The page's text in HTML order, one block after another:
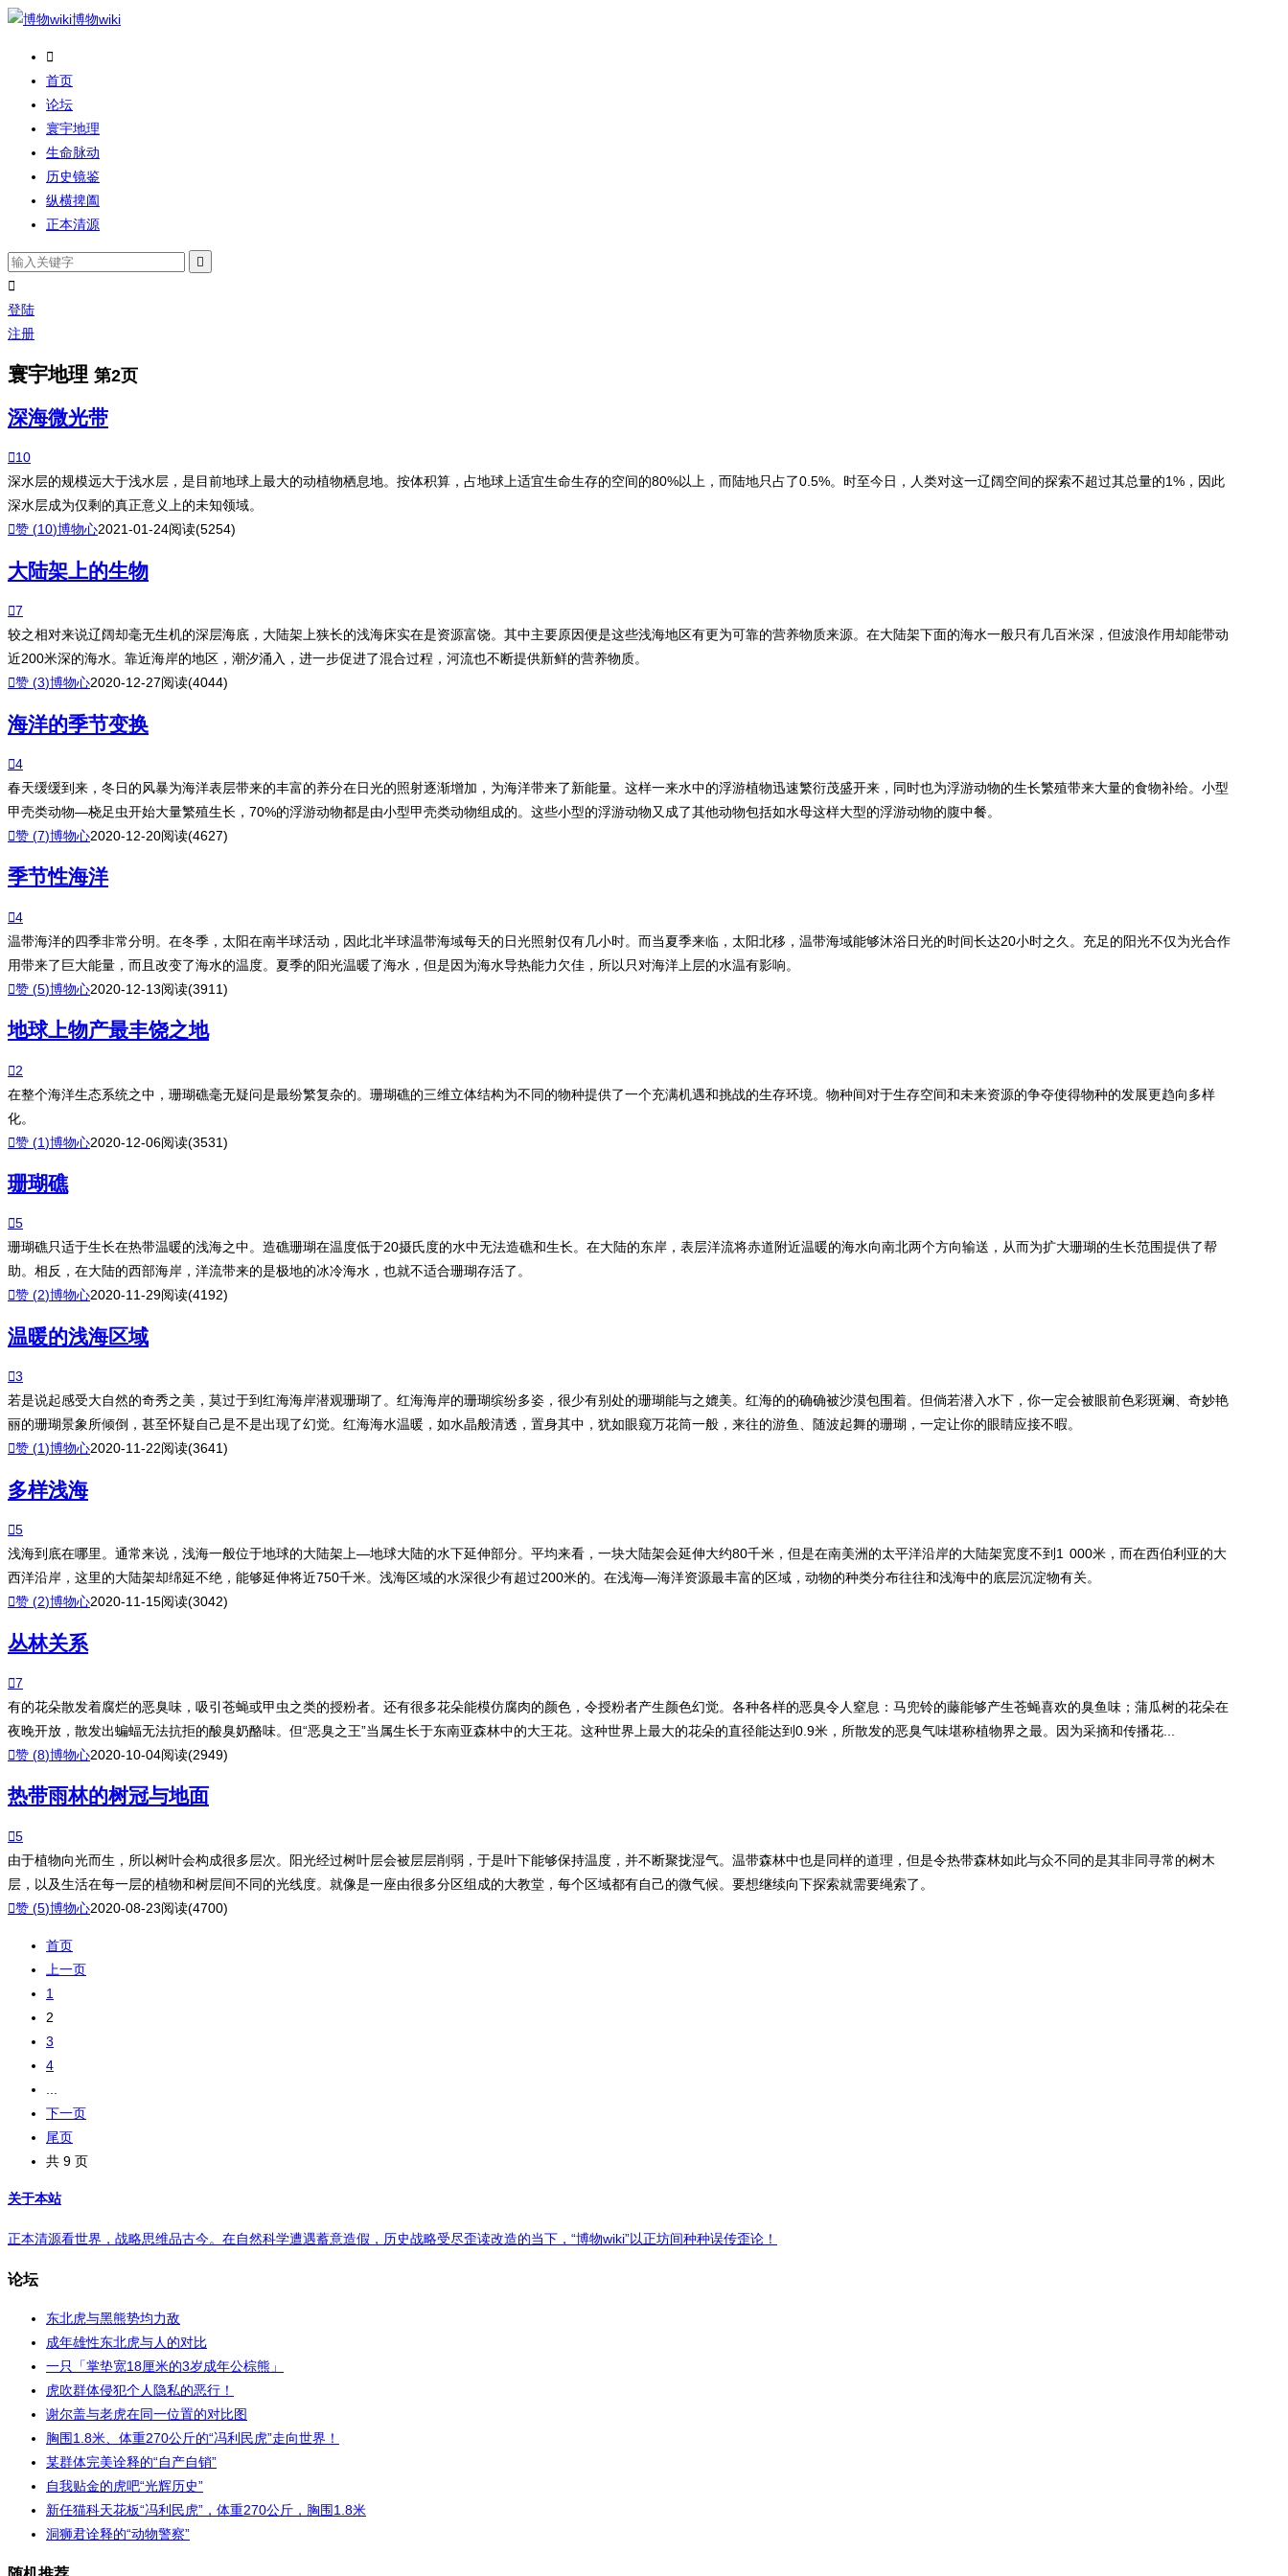
博物wiki

首页
论坛
寰宇地理
生命脉动
历史镜鉴
纵横捭阖
正本清源


登陆
注册
寰宇地理 第2页
深海微光带
10
深水层的规模远大于浅水层，是目前地球上最大的动植物栖息地。按体积算，占地球上适宜生命生存的空间的80%以上，而陆地只占了0.5%。时至今日，人类对这一辽阔空间的探索不超过其总量的1%，因此
深水层成为仅剩的真正意义上的未知领域。
赞 (10)博物心2021-01-24阅读(5254)
大陆架上的生物
7
较之相对来说辽阔却毫无生机的深层海底，大陆架上狭长的浅海床实在是资源富饶。其中主要原因便是这些浅海地区有更为可靠的营养物质来源。在大陆架下面的海水一般只有几百米深，但波浪作用却能带动
近200米深的海水。靠近海岸的地区，潮汐涌入，进一步促进了混合过程，河流也不断提供新鲜的营养物质。
赞 (3)博物心2020-12-27阅读(4044)
海洋的季节变换
4
春天缓缓到来，冬日的风暴为海洋表层带来的丰富的养分在日光的照射逐渐增加，为海洋带来了新能量。这样一来水中的浮游植物迅速繁衍茂盛开来，同时也为浮游动物的生长繁殖带来大量的食物补给。小型
甲壳类动物—桡足虫开始大量繁殖生长，70%的浮游动物都是由小型甲壳类动物组成的。这些小型的浮游动物又成了其他动物包括如水母这样大型的浮游动物的腹中餐。
赞 (7)博物心2020-12-20阅读(4627)
季节性海洋
4
温带海洋的四季非常分明。在冬季，太阳在南半球活动，因此北半球温带海域每天的日光照射仅有几小时。而当夏季来临，太阳北移，温带海域能够沐浴日光的时间长达20小时之久。充足的阳光不仅为光合作
用带来了巨大能量，而且改变了海水的温度。夏季的阳光温暖了海水，但是因为海水导热能力欠佳，所以只对海洋上层的水温有影响。
赞 (5)博物心2020-12-13阅读(3911)
地球上物产最丰饶之地
2
在整个海洋生态系统之中，珊瑚礁毫无疑问是最纷繁复杂的。珊瑚礁的三维立体结构为不同的物种提供了一个充满机遇和挑战的生存环境。物种间对于生存空间和未来资源的争夺使得物种的发展更趋向多样
化。
赞 (1)博物心2020-12-06阅读(3531)
珊瑚礁
5
珊瑚礁只适于生长在热带温暖的浅海之中。造礁珊瑚在温度低于20摄氏度的水中无法造礁和生长。在大陆的东岸，表层洋流将赤道附近温暖的海水向南北两个方向输送，从而为扩大珊瑚的生长范围提供了帮
助。相反，在大陆的西部海岸，洋流带来的是极地的冰冷海水，也就不适合珊瑚存活了。
赞 (2)博物心2020-11-29阅读(4192)
温暖的浅海区域
3
若是说起感受大自然的奇秀之美，莫过于到红海海岸潜观珊瑚了。红海海岸的珊瑚缤纷多姿，很少有别处的珊瑚能与之媲美。红海的的确确被沙漠包围着。但倘若潜入水下，你一定会被眼前色彩斑斓、奇妙艳
丽的珊瑚景象所倾倒，甚至怀疑自己是不是出现了幻觉。红海海水温暖，如水晶般清透，置身其中，犹如眼窥万花筒一般，来往的游鱼、随波起舞的珊瑚，一定让你的眼睛应接不暇。
赞 (1)博物心2020-11-22阅读(3641)
多样浅海
5
浅海到底在哪里。通常来说，浅海一般位于地球的大陆架上—地球大陆的水下延伸部分。平均来看，一块大陆架会延伸大约80千米，但是在南美洲的太平洋沿岸的大陆架宽度不到1 000米，而在西伯利亚的大
西洋沿岸，这里的大陆架却绵延不绝，能够延伸将近750千米。浅海区域的水深很少有超过200米的。在浅海—海洋资源最丰富的区域，动物的种类分布往往和浅海中的底层沉淀物有关。
赞 (2)博物心2020-11-15阅读(3042)
丛林关系
7
有的花朵散发着腐烂的恶臭味，吸引苍蝇或甲虫之类的授粉者。还有很多花朵能模仿腐肉的颜色，令授粉者产生颜色幻觉。各种各样的恶臭令人窒息：马兜铃的藤能够产生苍蝇喜欢的臭鱼味；蒲瓜树的花朵在
夜晚开放，散发出蝙蝠无法抗拒的酸臭奶酪味。但“恶臭之王”当属生长于东南亚森林中的大王花。这种世界上最大的花朵的直径能达到0.9米，所散发的恶臭气味堪称植物界之最。因为采摘和传播花...
赞 (8)博物心2020-10-04阅读(2949)
热带雨林的树冠与地面
5
由于植物向光而生，所以树叶会构成很多层次。阳光经过树叶层会被层层削弱，于是叶下能够保持温度，并不断聚拢湿气。温带森林中也是同样的道理，但是令热带森林如此与众不同的是其非同寻常的树木
层，以及生活在每一层的植物和树层间不同的光线度。就像是一座由很多分区组成的大教堂，每个区域都有自己的微气候。要想继续向下探索就需要绳索了。
赞 (5)博物心2020-08-23阅读(4700)
首页
上一页
1
2
3
4
下一页
尾页
共 9 页
关于本站
正本清源看世界，战略思维品古今。在自然科学遭遇蓄意造假，历史战略受尽歪读改造的当下，“博物wiki”以正坊间种种误传歪论！
论坛
东北虎与黑熊势均力敌
成年雄性东北虎与人的对比
一只「掌垫宽18厘米的3岁成年公棕熊」
虎吹群体侵犯个人隐私的恶行！
谢尔盖与老虎在同一位置的对比图
胸围1.8米、体重270公斤的“冯利民虎”走向世界！
某群体完美诠释的“自产自销”
自我贴金的虎吧“光辉历史”
新任猫科天花板“冯利民虎”，体重270公斤，胸围1.8米
洞狮君诠释的“动物警察”